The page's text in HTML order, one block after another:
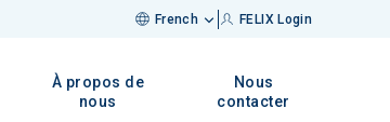
French FELIX Login
À propos de
nous
Nous
contacter